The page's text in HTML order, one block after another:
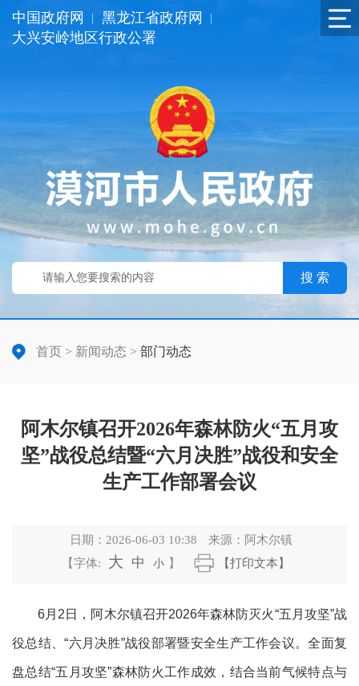
中国政府网 黑龙江省政府网
大兴安岭地区行政公署
搜 索
首页 > 新闻动态 > 部门动态
阿木尔镇召开2026年森林防火“五月攻
坚”战役总结暨“六月决胜”战役和安全
生产工作部署会议
日期： 2026-06-03 10:38 来源： 阿木尔镇
【字体:
大 中 小 】 【打印文本】
6月 2 日，阿木尔镇召开2026年森林防灭火“五月攻坚”战
役总结、“六月决胜”战役部署暨安全生产工作会议。全面复
盘总结“五月攻坚”森林防火工作成效，结合当前气候特点与